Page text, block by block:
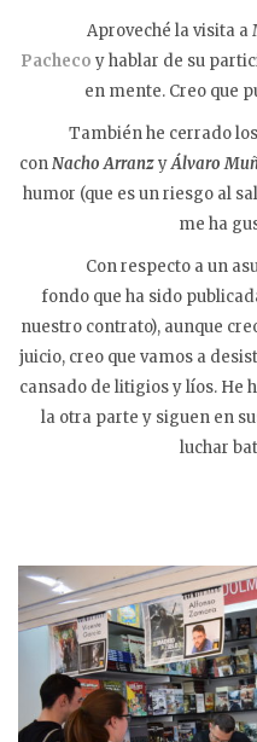
Aproveché la visita a
Pacheco y hablar de su
en mente. Creo que
También he cerrado los
conNacho Arranz yÁlvaro
humor (que es un riesgo al
me ha
Con respecto a un
fondo que ha sido
nuestro contrato), aunque
juicio, creo que vamos a
cansado de litigios y líos. He
la otra parte y siguen en
luchar